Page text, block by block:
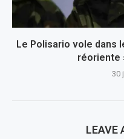
Le Polisario vole dans
réoriente
30
LEAVE